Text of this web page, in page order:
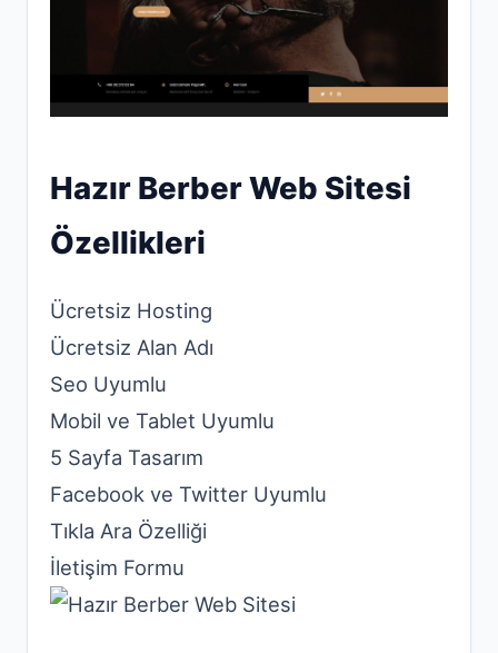
Hazır Berber Web Sitesi
Özellikleri
Ücretsiz Hosting
Ücretsiz Alan Adı
Seo Uyumlu
Mobil ve Tablet Uyumlu
5 Sayfa Tasarım
Facebook ve Twitter Uyumlu
Tıkla Ara Özelliği
İletişim Formu